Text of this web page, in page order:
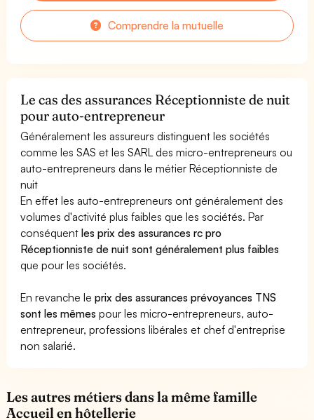
Comprendre la mutuelle
Le cas des assurances Réceptionniste de nuit
pour auto-entrepreneur
Généralement les assureurs distinguent les sociétés
comme les SAS et les SARL des micro-entrepreneurs ou
auto-entrepreneurs dans le métier Réceptionniste de
nuit
En effet les auto-entrepreneurs ont généralement des
volumes d'activité plus faibles que les sociétés. Par
conséquentles prix des assurances rc pro
Réceptionniste de nuit sont généralement plus faibles
que pour les sociétés.
En revanche leprix des assurances prévoyances TNS
sont les mêmes pour les micro-entrepreneurs, auto-
entrepreneur, professions libérales et chef d'entreprise
non salarié.
Les autres métiers dans la même famille
Accueil en hôtellerie